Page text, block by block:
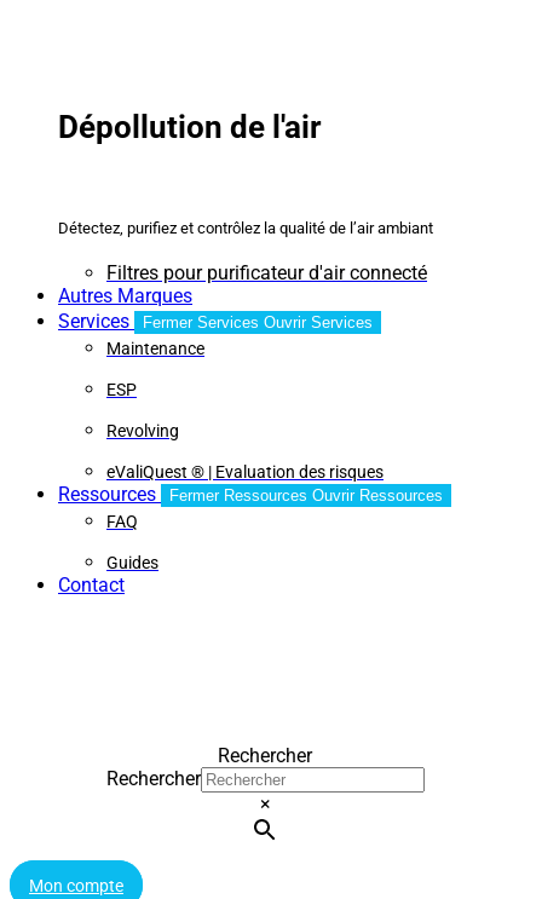
Dépollution de l'air
Détectez, purifiez et contrôlez la qualité de l’air ambiant
Filtres pour purificateur d'air connecté
Autres Marques
Services
Fermer Services Ouvrir Services
Maintenance
ESP
Revolving
eValiQuest ® | Evaluation des risques
Ressources Fermer Ressources Ouvrir Ressources
FAQ
Guides
Contact
Rechercher
Rechercher
×
Mon compte